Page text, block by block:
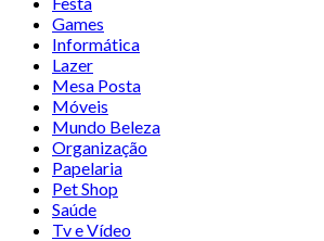
Games
Informática
Lazer
Mesa Posta
Móveis
Mundo Beleza
Organização
Papelaria
Pet Shop
Saúde
Tv e Vídeo